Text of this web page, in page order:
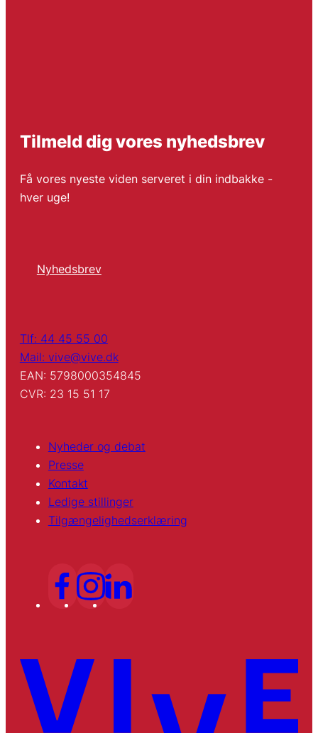
Tilmeld dig vores nyhedsbrev
Få vores nyeste viden serveret i din indbakke -
hver uge!
Nyhedsbrev
Tlf: 44 45 55 00
Mail: vive@vive.dk
EAN: 5798000354845
CVR: 23 15 51 17
Nyheder og debat
Presse
Kontakt
Ledige stillinger
Tilgængelighedserklæring